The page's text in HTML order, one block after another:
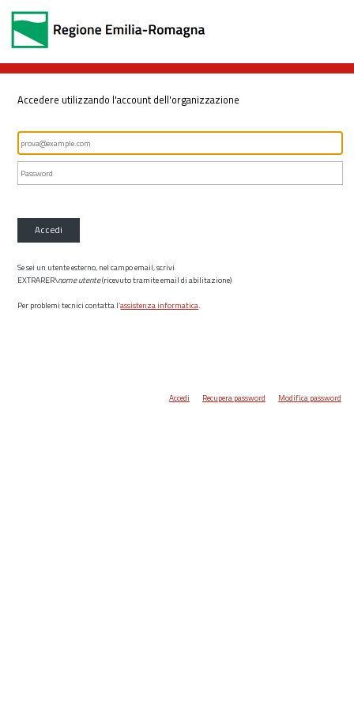
Accedere utilizzando l'account dell'organizzazione
Accedi
Se sei un utente esterno, nel campo email, scrivi
EXTRARER\nome utente(ricevuto tramite email di abilitazione)
Per problemi tecnici contatta l’assistenza informatica.
Accedi Recupera password Modifica password